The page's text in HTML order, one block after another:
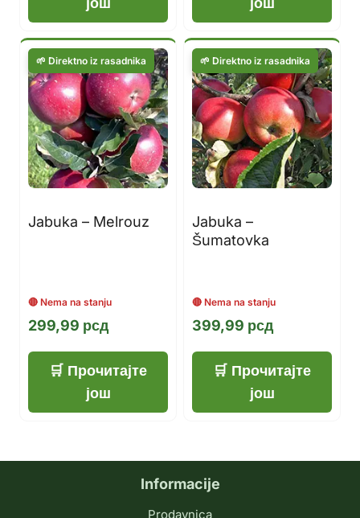
Jabuka – Melrouz
299,99 рсд
Прочитајте
још
Jabuka –
Šumatovka
399,99 рсд
Прочитајте
још
Informacije
Prodavnica